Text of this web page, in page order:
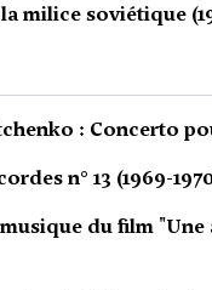
milice soviétique
: Concerto
n° 13 (1969-
du film "Une